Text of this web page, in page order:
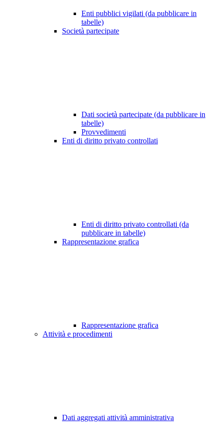
Enti pubblici vigilati (da pubblicare in
tabelle)
Società partecipate
Dati società partecipate (da pubblicare in
tabelle)
Provvedimenti
Enti di diritto privato controllati
Enti di diritto privato controllati (da
pubblicare in tabelle)
Rappresentazione grafica
Rappresentazione grafica
Attività e procedimenti
Dati aggregati attività amministrativa